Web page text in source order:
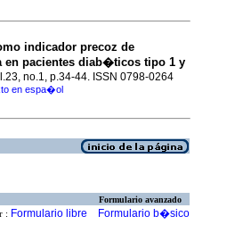
indicador precoz de
en pacientes diab�ticos tipo 1 y
no.1, p.34-44. ISSN 0798-0264
en espa�ol
Formulario avanzado
: Formulario libre Formulario b�sico